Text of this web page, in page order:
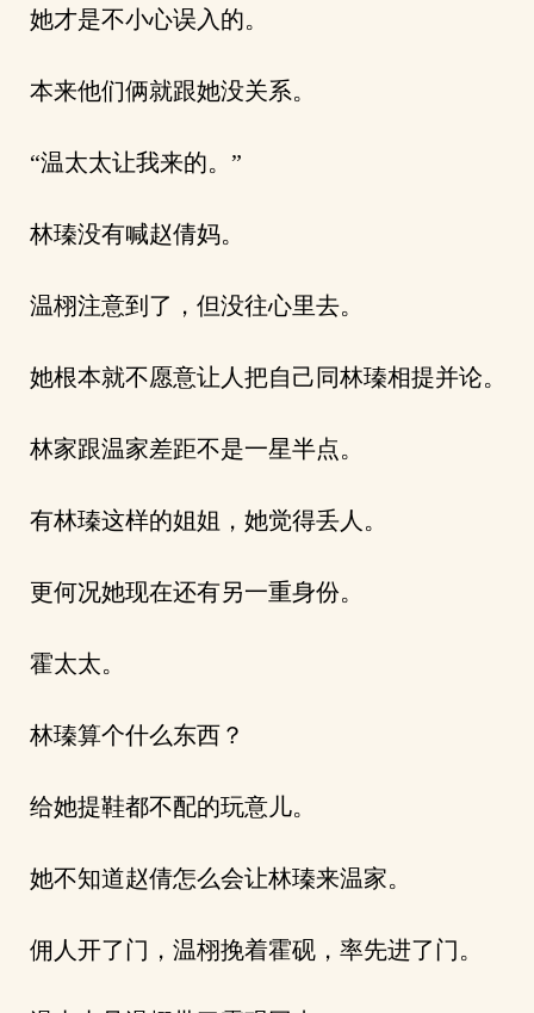
她才是不小心误入的。
本来他们俩就跟她没关系。
“温太太让我来的。”
林瑧没有喊赵倩妈。
温栩注意到了，但没往心里去。
她根本就不愿意让人把自己同林瑧相提并论。
林家跟温家差距不是一星半点。
有林瑧这样的姐姐，她觉得丢人。
更何况她现在还有另一重身份。
霍太太。
林瑧算个什么东西？
给她提鞋都不配的玩意儿。
她不知道赵倩怎么会让林瑧来温家。
佣人开了门，温栩挽着霍砚，率先进了门。